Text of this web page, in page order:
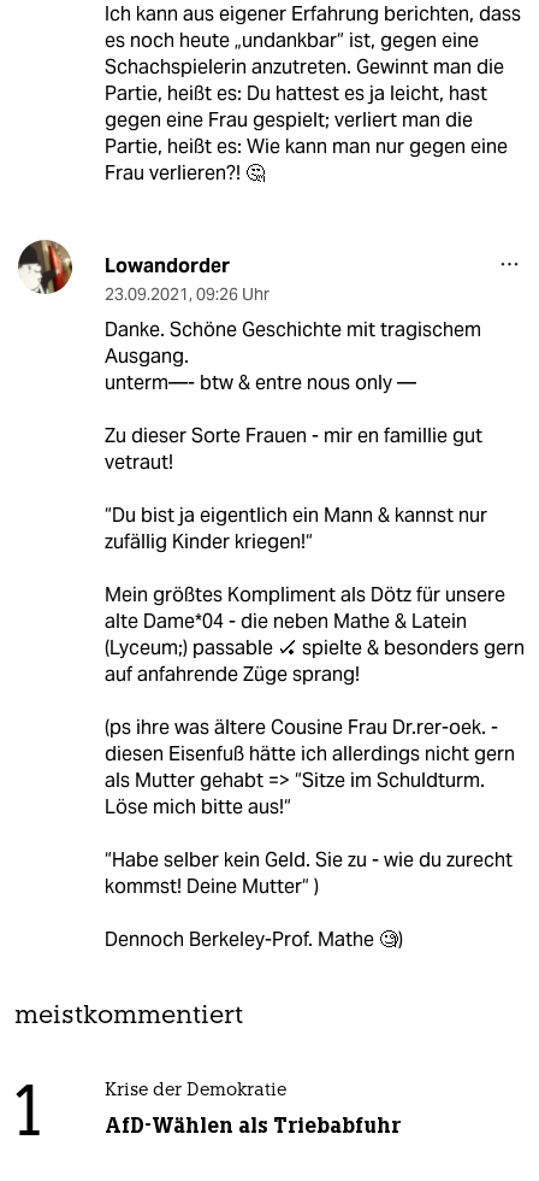
Ich kann aus eigener Erfahrung berichten, dass
es noch heute „undankbar“ ist, gegen eine
Schachspielerin anzutreten. Gewinnt man die
Partie, heißt es: Du hattest es ja leicht, hast
gegen eine Frau gespielt; verliert man die
Partie, heißt es: Wie kann man nur gegen eine
Frau verlieren?! 🤔
Lowandorder
23.09.2021, 09:26 Uhr
Danke. Schöne Geschichte mit tragischem
Ausgang.
unterm—- btw & entre nous only —
Zu dieser Sorte Frauen - mir en famillie gut
vetraut!
“Du bist ja eigentlich ein Mann & kannst nur
zufällig Kinder kriegen!“
Mein größtes Kompliment als Dötz für unsere
alte Dame*04 - die neben Mathe & Latein
(Lyceum;) passable 🏑 spielte & besonders gern
auf anfahrende Züge sprang!
(ps ihre was ältere Cousine Frau Dr.rer-oek. -
diesen Eisenfuß hätte ich allerdings nicht gern
als Mutter gehabt => “Sitze im Schuldturm.
Löse mich bitte aus!“
“Habe selber kein Geld. Sie zu - wie du zurecht
kommst! Deine Mutter“ )
Dennoch Berkeley-Prof. Mathe 🧐)
meistkommentiert
1 Krise der Demokratie
AfD-Wählen als Triebabfuhr